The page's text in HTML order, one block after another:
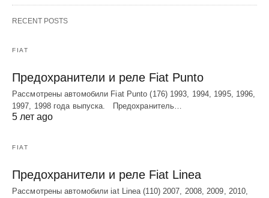
RECENT POSTS
FIAT
Предохранители и реле Fiat Punto
Рассмотрены автомобили Fiat Punto (176) 1993, 1994, 1995, 1996,
1997, 1998 года выпуска. Предохранитель…
5 лет ago
FIAT
Предохранители и реле Fiat Linea
Рассмотрены автомобили iat Linea (110) 2007, 2008, 2009, 2010,